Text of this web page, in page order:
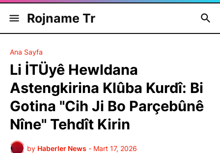
Rojname Tr
Ana Sayfa
Li İTÜyê Hewldana
Astengkirina Klûba Kurdî: Bi
Gotina "Cih Ji Bo Parçebûnê
Nîne" Tehdît Kirin
by Haberler News - Mart 17, 2026